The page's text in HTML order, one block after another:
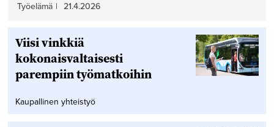
Työelämä | 21.4.2026
Viisi vinkkiä
kokonaisvaltaisesti
parempiin työmatkoihin
Kaupallinen yhteistyö